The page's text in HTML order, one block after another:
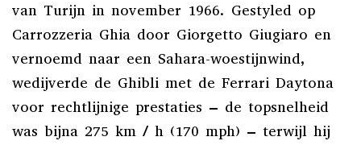
van Turijn in november 1966. Gestyled op
Carrozzeria Ghia door Giorgetto Giugiaro en
vernoemd naar een Sahara-woestijnwind,
wedijverde de Ghibli met de Ferrari Daytona
voor rechtlijnige prestaties – de topsnelheid
was bijna 275 km / h (170 mph) – terwijl hij